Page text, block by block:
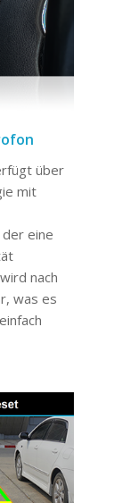
über
mit
eine
nach
was es